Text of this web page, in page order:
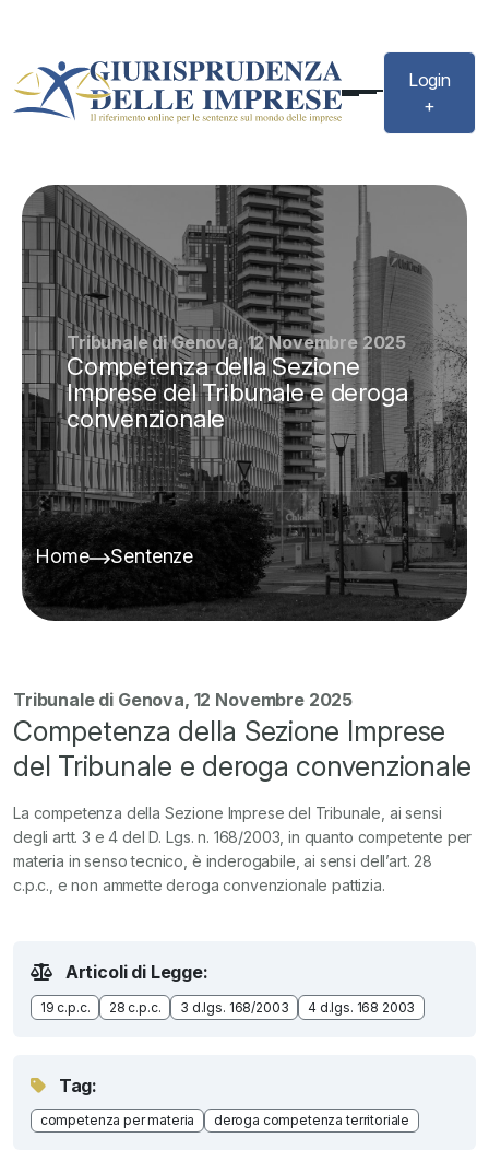
Login
+
Tribunale di Genova, 12 Novembre 2025
Competenza della Sezione
Imprese del Tribunale e deroga
convenzionale
Home Sentenze
Tribunale di Genova, 12 Novembre 2025
Competenza della Sezione Imprese
del Tribunale e deroga convenzionale
La competenza della Sezione Imprese del Tribunale, ai sensi
degli artt. 3 e 4 del D. Lgs. n. 168/2003, in quanto competente per
materia in senso tecnico, è inderogabile, ai sensi dell’art. 28
c.p.c., e non ammette deroga convenzionale pattizia.
Articoli di Legge:
19 c.p.c. 28 c.p.c. 3 d.lgs. 168/2003 4 d.lgs. 168 2003
Tag:
competenza per materia deroga competenza territoriale